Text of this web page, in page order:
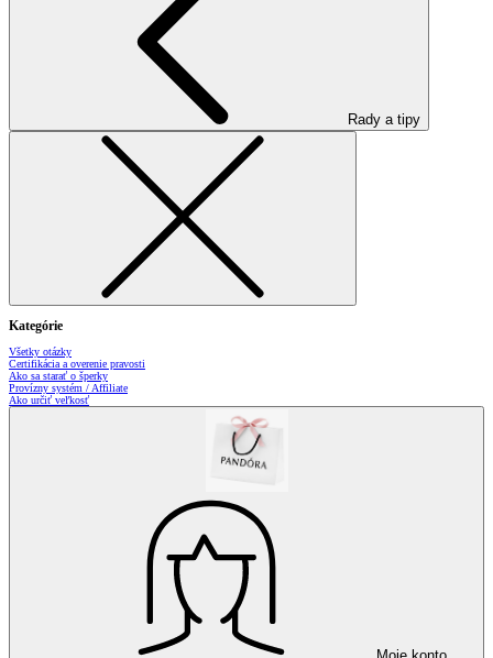
Rady a tipy
Kategórie
Všetky otázky
Certifikácia a overenie pravosti
Ako sa starať o šperky
Provízny systém / Affiliate
Ako určiť veľkosť